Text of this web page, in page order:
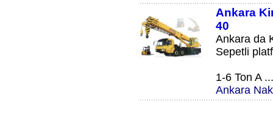
Ankara
40
Ankara da
Sepetli
1-6 Ton A ...
Ankara